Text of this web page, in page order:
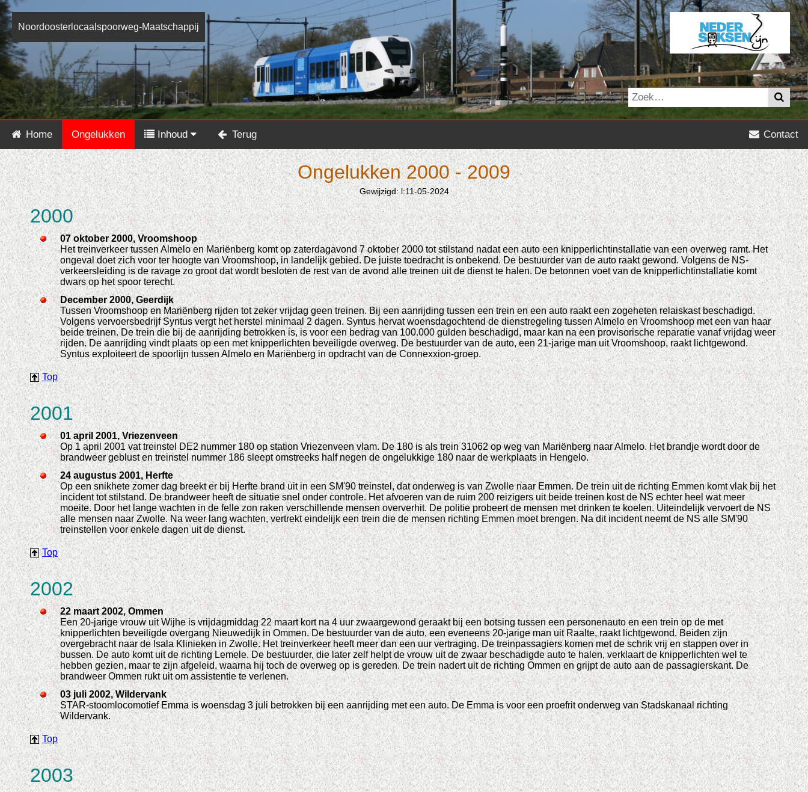
Noordoosterlocaalspoorweg-Maatschappij
Home Ongelukken Inhoud Terug Contact
Ongelukken 2000 - 2009
Gewijzigd: l:11-05-2024
2000
07 oktober 2000, Vroomshoop
Het treinverkeer tussen Almelo en Mariënberg komt op zaterdagavond 7 oktober 2000 tot stilstand nadat een auto een knipperlichtinstallatie van een overweg ramt. Het
ongeval doet zich voor ter hoogte van Vroomshoop, in landelijk gebied. De juiste toedracht is onbekend. De bestuurder van de auto raakt gewond. Volgens de NS-
verkeersleiding is de ravage zo groot dat wordt besloten de rest van de avond alle treinen uit de dienst te halen. De betonnen voet van de knipperlichtinstallatie komt
dwars op het spoor terecht.
December 2000, Geerdijk
Tussen Vroomshoop en Mariënberg rijden tot zeker vrijdag geen treinen. Bij een aanrijding tussen een trein en een auto raakt een zogeheten relaiskast beschadigd.
Volgens vervoersbedrijf Syntus vergt het herstel minimaal 2 dagen. Syntus hervat woensdagochtend de dienstregeling tussen Almelo en Vroomshoop met een van haar
beide treinen. De trein die bij de aanrijding betrokken is, is voor een bedrag van 100.000 gulden beschadigd, maar kan na een provisorische reparatie vanaf vrijdag weer
rijden. De aanrijding vindt plaats op een met knipperlichten beveiligde overweg. De bestuurder van de auto, een 21-jarige man uit Vroomshoop, raakt lichtgewond.
Syntus exploiteert de spoorlijn tussen Almelo en Mariënberg in opdracht van de Connexxion-groep.
Top
2001
01 april 2001, Vriezenveen
Op 1 april 2001 vat treinstel DE2 nummer 180 op station Vriezenveen vlam. De 180 is als trein 31062 op weg van Mariënberg naar Almelo. Het brandje wordt door de
brandweer geblust en treinstel nummer 186 sleept omstreeks half negen de ongelukkige 180 naar de werkplaats in Hengelo.
24 augustus 2001, Herfte
Op een snikhete zomer dag breekt er bij Herfte brand uit in een SM'90 treinstel, dat onderweg is van Zwolle naar Emmen. De trein uit de richting Emmen komt vlak bij het
incident tot stilstand. De brandweer heeft de situatie snel onder controle. Het afvoeren van de ruim 200 reizigers uit beide treinen kost de NS echter heel wat meer
moeite. Door het lange wachten in de felle zon raken verschillende mensen oververhit. De politie probeert de mensen met drinken te koelen. Uiteindelijk vervoert de NS
alle mensen naar Zwolle. Na weer lang wachten, vertrekt eindelijk een trein die de mensen richting Emmen moet brengen. Na dit incident neemt de NS alle SM'90
treinstellen voor enkele dagen uit de dienst.
Top
2002
22 maart 2002, Ommen
Een 20-jarige vrouw uit Wijhe is vrijdagmiddag 22 maart kort na 4 uur zwaargewond geraakt bij een botsing tussen een personenauto en een trein op de met
knipperlichten beveiligde overgang Nieuwedijk in Ommen. De bestuurder van de auto, een eveneens 20-jarige man uit Raalte, raakt lichtgewond. Beiden zijn
overgebracht naar de Isala Klinieken in Zwolle. Het treinverkeer heeft meer dan een uur vertraging. De treinpassagiers komen met de schrik vrij en stappen over in
bussen. De auto komt uit de richting Lemele. De bestuurder, die later zelf helpt de vrouw uit de zwaar beschadigde auto te halen, verklaart de knipperlichten wel te
hebben gezien, maar te zijn afgeleid, waarna hij toch de overweg op is gereden. De trein nadert uit de richting Ommen en grijpt de auto aan de passagierskant. De
brandweer Ommen rukt uit om assistentie te verlenen.
03 juli 2002, Wildervank
STAR-stoomlocomotief Emma is woensdag 3 juli betrokken bij een aanrijding met een auto. De Emma is voor een proefrit onderweg van Stadskanaal richting
Wildervank.
Top
2003